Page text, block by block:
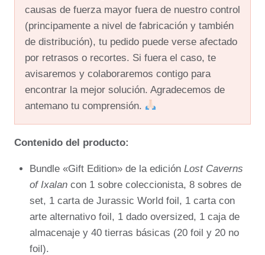
causas de fuerza mayor fuera de nuestro control
(principamente a nivel de fabricación y también
de distribución), tu pedido puede verse afectado
por retrasos o recortes. Si fuera el caso, te
avisaremos y colaboraremos contigo para
encontrar la mejor solución. Agradecemos de
antemano tu comprensión.
Contenido del producto:
Bundle «Gift Edition» de la edición Lost Caverns
of Ixalan con 1 sobre coleccionista, 8 sobres de
set, 1 carta de Jurassic World foil, 1 carta con
arte alternativo foil, 1 dado oversized, 1 caja de
almacenaje y 40 tierras básicas (20 foil y 20 no
foil).